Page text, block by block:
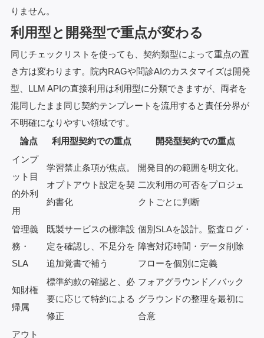
りません。
利用型と開発型で重点が変わる
同じチェックリストを使っても、契約類型によって重点の置
き方は変わります。院内RAGや問診AIのカスタマイズは開発
型、LLM APIの直接利用は利用型に分類できますが、両者を
混同したまま同じ契約テンプレートを流用すると責任分界が
不明確になりやすい領域です。
論点
利用型契約での重点
開発型契約での重点
インプ
ット目
的外利
用
学習禁止条項が焦点。
オプトアウト設定を契
約書化
開発目的の範囲を明文化。
二次利用の可否をプロジェ
クトごとに判断
管理義
務・
SLA
既製サービスの標準設
定を確認し、不足分を
追加覚書で補う
個別SLAを設計。監査ログ・
障害対応時間・データ削除
フローを個別に定義
知財権
帰属
標準約款の確認と、必
要に応じて特約による
修正
フォアグラウンド／バック
グラウンドの整理を最初に
合意
アウト